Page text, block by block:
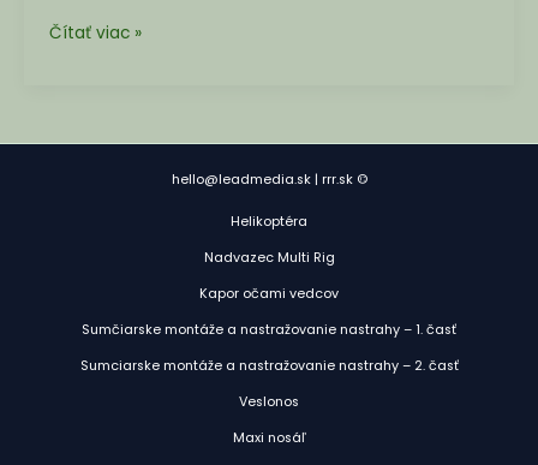
Čítať viac »
hello@leadmedia.sk | rrr.sk ©
Helikoptéra
Nadvazec Multi Rig
Kapor očami vedcov
Sumčiarske montáže a nastražovanie nastrahy – 1. časť
Sumciarske montáže a nastražovanie nastrahy – 2. časť
Veslonos
Maxi nosáľ